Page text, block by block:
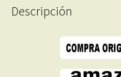
–
146
Descripción